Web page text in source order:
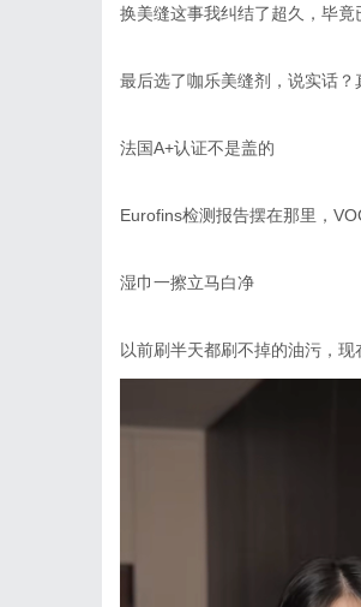
换美缝这事我纠结了超久，毕竟
最后选了咖乐美缝剂，说实话？
法国A+认证不是盖的
Eurofins检测报告摆在那里，
湿巾一擦立马白净
以前刷半天都刷不掉的油污，